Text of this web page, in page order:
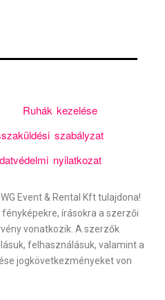
Ruhák kezelése
szabályzat
nyilatkozat
Event & Rental Kfttulajdona!
írásokra a szerzői
vonatkozik. A szerzők
felhasználásuk, valamint a
jogkövetkezményeket von